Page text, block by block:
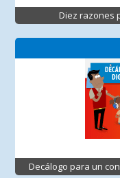
Diez razones
Decálogo para un